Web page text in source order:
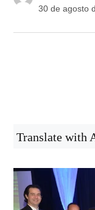
30 de agosto
Translate with